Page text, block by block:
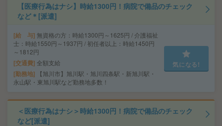
【医療行為はナシ】時給1300円！病院で備品のチェック
など＊[派遣]
給 与 無資格の方：時給1300円～1625円 / 介護福祉
士：時給1550円～1937円 / 初任者以上：時給1450円
～1812円
交通費 全額支給
勤務地
【旭川市】旭川駅・旭川四条駅・新旭川駅・
永山駅・東旭川駅など勤務地多数！
気になる!
＜医療行為はナシ＞時給1300円！病院で備品のチェック
など[派遣]